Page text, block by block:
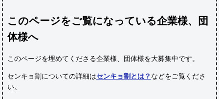
このページをご覧になっている企業様、団
体様へ
このページを埋めてくださる企業様、団体様を大募集中です。
センキョ割についての詳細はセンキョ割とは？ などをご覧くださ
い。